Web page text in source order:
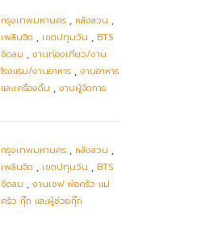
กรุงเทพมหานคร , หลังสวน ,
เพลินจิต , เขตปทุมวัน , BTS
ชิดลม ,งานท่องเที่ยว/งาน
โรงแรม/งานอาหาร ,งานอาหาร
และเครื่องดื่ม ,งานผู้จัดการ
กรุงเทพมหานคร , หลังสวน ,
เพลินจิต , เขตปทุมวัน , BTS
ชิดลม ,งานเชฟ พ่อครัว แม่
ครัว กุ๊ก และผู้ช่วยกุ๊ก